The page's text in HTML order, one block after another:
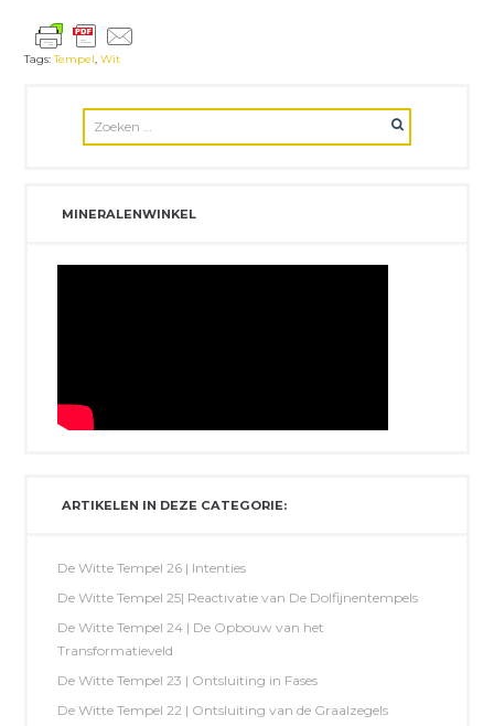
Tags:Tempel,Wit
MINERALENWINKEL
ARTIKELEN IN DEZE CATEGORIE:
De Witte Tempel 26 | Intenties
De Witte Tempel 25| Reactivatie van De Dolfijnentempels
De Witte Tempel 24 | De Opbouw van het
Transformatieveld
De Witte Tempel 23 | Ontsluiting in Fases
De Witte Tempel 22 | Ontsluiting van de Graalzegels